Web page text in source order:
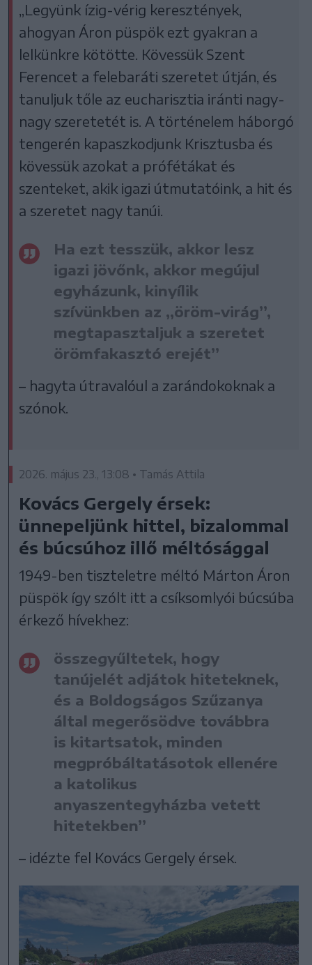
„Legyünk ízig-vérig keresztények,
ahogyan Áron püspök ezt gyakran a
lelkünkre kötötte. Kövessük Szent
Ferencet a felebaráti szeretet útján, és
tanuljuk tőle az eucharisztia iránti nagy-
nagy szeretetét is. A történelem háborgó
tengerén kapaszkodjunk Krisztusba és
kövessük azokat a prófétákat és
szenteket, akik igazi útmutatóink, a hit és
a szeretet nagy tanúi.
Ha ezt tesszük, akkor lesz
igazi jövőnk, akkor megújul
egyházunk, kinyílik
szívünkben az „öröm-virág”,
megtapasztaljuk a szeretet
örömfakasztó erejét”
– hagyta útravalóul a zarándokoknak a
szónok.
2026. május 23., 13:08 • Tamás Attila
Kovács Gergely érsek:
ünnepeljünk hittel, bizalommal
és búcsúhoz illő méltósággal
1949-ben tiszteletre méltó Márton Áron
püspök így szólt itt a csíksomlyói búcsúba
érkező hívekhez:
összegyűltetek, hogy
tanújelét adjátok hiteteknek,
és a Boldogságos Szűzanya
által megerősödve továbbra
is kitartsatok, minden
megpróbáltatásotok ellenére
a katolikus
anyaszentegyházba vetett
hitetekben”
– idézte fel Kovács Gergely érsek.